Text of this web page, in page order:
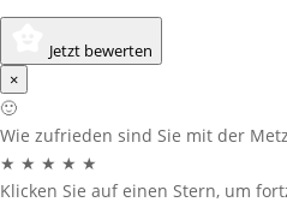
Jetzt bewerten
×
🙂
Wie zufrieden sind Sie mit der
★ ★ ★ ★ ★
Klicken Sie auf einen Stern, um